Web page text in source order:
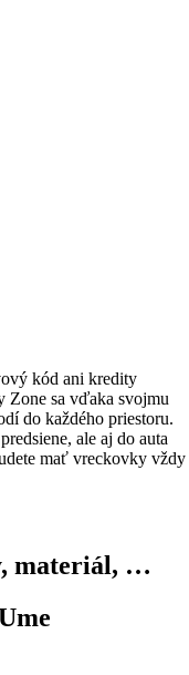
kód ani kredity
Zone sa vďaka svojmu
do každého priestoru.
ale aj do auta
mať vreckovky vždy
materiál, …